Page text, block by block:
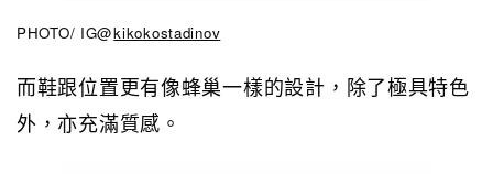
PHOTO/ IG@kikokostadinov
而鞋跟位置更有像蜂巢一樣的設計，除了極具特色
外，亦充滿質感。